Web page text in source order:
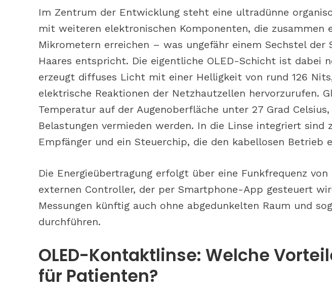
Im Zentrum der Entwicklung steht eine ultradünne
mit weiteren elektronischen Komponenten, die zusammen
Mikrometern erreichen – was ungefähr einem Sechstel der
Haares entspricht. Die eigentliche OLED-Schicht ist dabei
erzeugt diffuses Licht mit einer Helligkeit von rund 126
elektrische Reaktionen der Netzhautzellen hervorzurufen.
Temperatur auf der Augenoberfläche unter 27 Grad
Belastungen vermieden werden. In die Linse integriert sind
Empfänger und ein Steuerchip, die den kabellosen Betrieb
Die Energieübertragung erfolgt über eine Funkfrequenz
externen Controller, der per Smartphone-App gesteuert
Messungen künftig auch ohne abgedunkelten Raum und
durchführen.
OLED-Kontaktlinse: Welche
für Patienten?